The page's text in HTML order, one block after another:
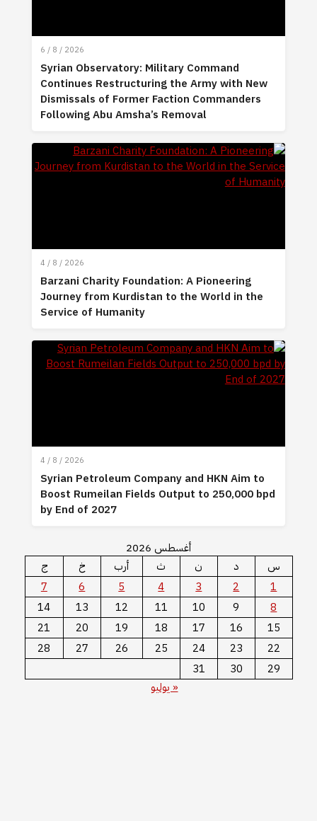
6 / 8 / 2026
Syrian Observatory: Military Command
Continues Restructuring the Army with New
Dismissals of Former Faction Commanders
Following Abu Amsha’s Removal
4 / 8 / 2026
Barzani Charity Foundation: A Pioneering
Journey from Kurdistan to the World in the
Service of Humanity
4 / 8 / 2026
Syrian Petroleum Company and HKN Aim to
Boost Rumeilan Fields Output to 250,000 bpd
by End of 2027
أغسطس 2026
س
د ن ث أرب خ
ج
1
2
3
4
5
6
7
8
9
10
11
12
13
14
15
16
17
18
19
20
21
22
23
24
25
26
27
28
29
30
31
« يوليو